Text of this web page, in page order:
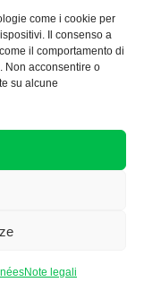
come i cookie per
Il consenso a
il comportamento di
Non acconsentire o
su alcune
Note legali
dei dati
generali